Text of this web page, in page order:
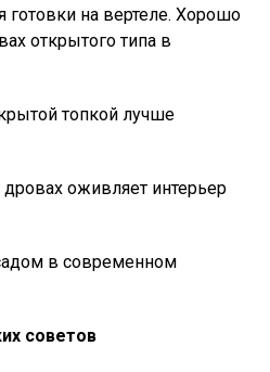
готовки на вертеле. Хорошо
открытого типа в
советов